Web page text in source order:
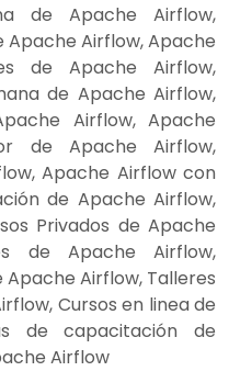
de Apache Airflow,
Airflow, Apache
de Apache Airflow,
de Apache Airflow,
Airflow, Apache
de Apache Airflow,
Apache Airflow con
de Apache Airflow,
Privados de Apache
de Apache Airflow,
Airflow, Talleres
Cursos en linea de
de capacitación de
Airflow